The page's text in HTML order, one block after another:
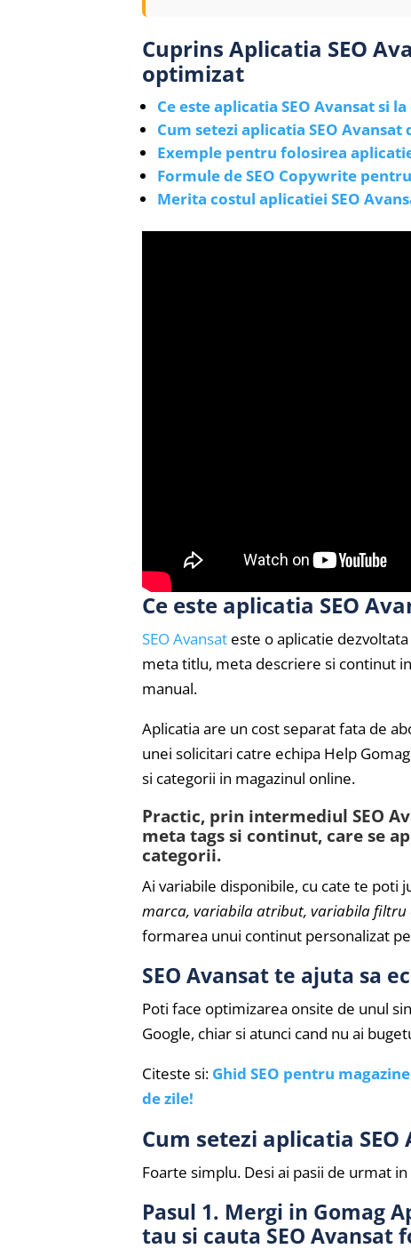
Cuprins Aplicatia SEO
optimizat
Ce este aplicatia SEO Avansat si
Cum setezi aplicatia SEO Avansat
Exemple pentru folosirea
Formule de SEO Copywrite
Merita costul aplicatiei SEO
Ce este aplicatia SEO
SEO Avansat este o aplicatie
meta titlu, meta descriere si continut
manual.
Aplicatia are un cost separat fata de
unei solicitari catre echipa Help
si categorii in magazinul online.
Practic, prin intermediul SEO
meta tags si continut, care se
categorii.
Ai variabile disponibile, cu cate te poti
marca, variabila atribut, variabila filtru
formarea unui continut personalizat
SEO Avansat te ajuta sa
Poti face optimizarea onsite de unul
Google, chiar si atunci cand nu ai
Citeste si: Ghid SEO pentru
de zile!
Cum setezi aplicatia
Foarte simplu. Desi ai pasii de urmat
Pasul 1. Mergi in Gomag
tau si cauta SEO